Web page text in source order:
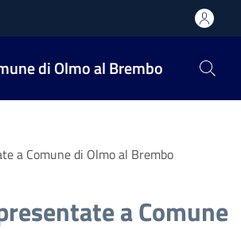
di Olmo al Brembo
a Comune di Olmo al Brembo
a Comune